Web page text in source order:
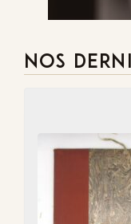
NOS